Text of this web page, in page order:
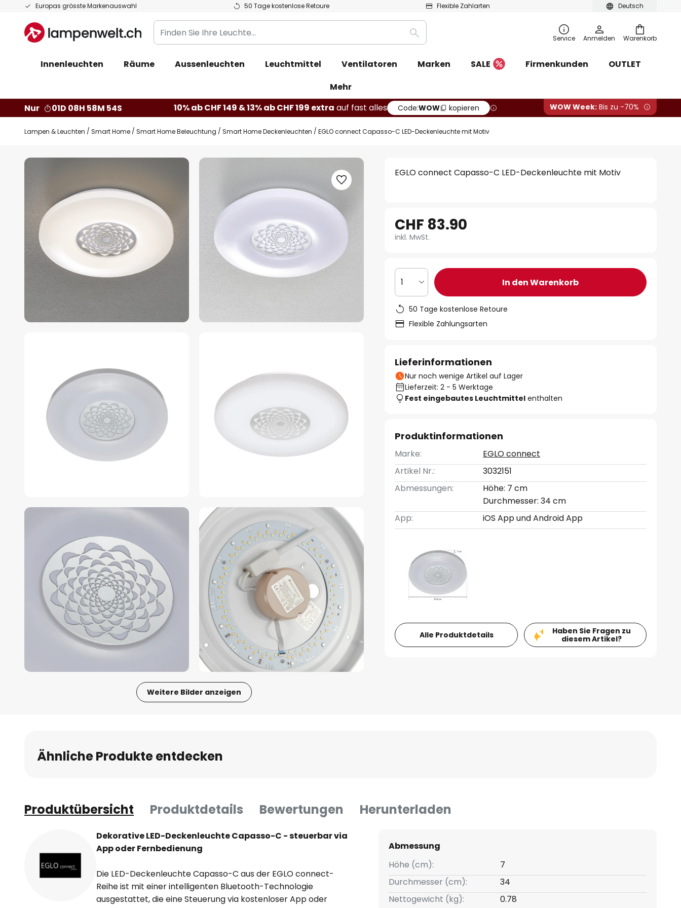
Deutsch
Europas grösste Markenauswahl 50 Tage kostenlose Retoure Flexible Zahlarten
Zum
springen
Warenkorb
Finden
Sie
Leuchte...
Suche Service Anmelden
Innenleuchten Räume Aussenleuchten Leuchtmittel Ventilatoren Marken SALE Firmenkunden
OUTLET
Mehr
Nur
01D 08H 58M 53S 10% ab CHF 149 & 13% ab CHF 199 extra auf fast alles Code:WOW kopieren WOW Week: Bis zu -70%
Lampen & Leuchten Smart Home Smart Home Beleuchtung Smart Home Deckenleuchten EGLO connect Capasso-C LED-Deckenleuchte mit Motiv
Zum
Ende
der
Bildgalerie
springen
Weitere Bilder anzeigen
Bildgalerie
springen
EGLO connect Capasso-C LED-Deckenleuchte mit Motiv
CHF 83.90
inkl. MwSt.
1 In den Warenkorb
50 Tage kostenlose Retoure
Flexible Zahlungsarten
Lieferinformationen
Nur noch wenige Artikel auf Lager
Lieferzeit: 2 - 5 Werktage
Fest eingebautes Leuchtmittel enthalten
Produktinformationen
Marke:
EGLO connect
Artikel Nr.:
3032151
Abmessungen:
Höhe: 7 cm
Durchmesser: 34 cm
App:
iOS App und Android App
Alle Produktdetails
Haben Sie Fragen zu
diesem Artikel?
Ähnliche Produkte entdecken
Produktübersicht Produktdetails Bewertungen Herunterladen
Dekorative LED-Deckenleuchte Capasso-C - steuerbar via
App oder Fernbedienung
Die LED-Deckenleuchte Capasso-C aus der EGLO connect-
Reihe ist mit einer intelligenten Bluetooth-Technologie
ausgestattet, die eine Steuerung via kostenloser App oder
Abmessung
Höhe (cm):
7
Durchmesser (cm):
34
Nettogewicht (kg):
0.78